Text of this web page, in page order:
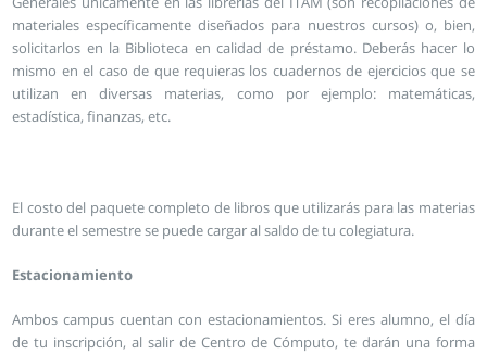
materiales específicamente diseñados para nuestros cursos) o, bien,
solicitarlos en la Biblioteca en calidad de préstamo. Deberás hacer lo
mismo en el caso de que requieras los cuadernos de ejercicios que se
utilizan en diversas materias, como por ejemplo: matemáticas,
estadística, finanzas, etc.
El costo del paquete completo de libros que utilizarás para las materias
durante el semestre se puede cargar al saldo de tu colegiatura.
Estacionamiento
Ambos campus cuentan con estacionamientos. Si eres alumno, el día
de tu inscripción, al salir de Centro de Cómputo, te darán una forma